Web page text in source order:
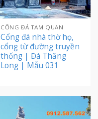
CỔNG ĐÁ TAM QUAN
Cổng đá nhà thờ họ,
cổng từ đường truyền
thống | Đá Thăng
Long | Mẫu 031